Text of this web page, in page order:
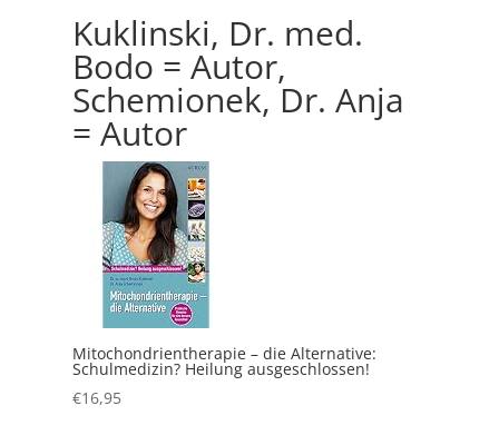
Kuklinski, Dr. med.
Bodo = Autor,
Schemionek, Dr. Anja
= Autor
Mitochondrientherapie – die Alternative:
Schulmedizin? Heilung ausgeschlossen!
€16,95